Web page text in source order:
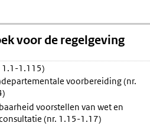
voor de regelgeving
1.1-1.115)
voorbereiding (nr.
voorstellen van wet en
(nr. 1.15-1.17)